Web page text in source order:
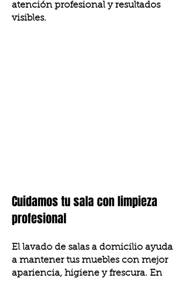
atención profesional y resultados
visibles.​
Cuidamos tu sala con limpieza
profesional
El lavado de salas a domicilio ayuda
a mantener tus muebles con mejor
apariencia, higiene y frescura. En